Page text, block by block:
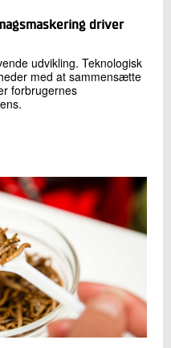
driver
udvikling. Teknologisk
med at sammensætte
forbrugernes